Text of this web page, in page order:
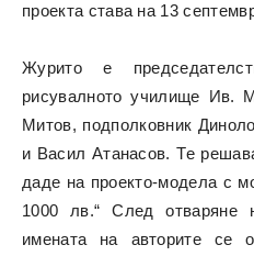
проекта става на 13
Журито е
рисувалното училище Ив.
Митов, подполковник
и Васил Атанасов. Те
даде на проекто-модела с
1000 лв.“ След отваряне
имената на авторите се